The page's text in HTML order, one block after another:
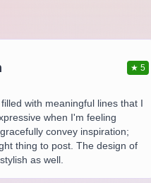
★ 5
with meaningful lines that I
when I'm feeling
convey inspiration;
thing to post. The design of
as well.